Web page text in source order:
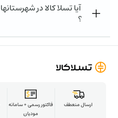
آیا تسلا کالا در
؟
فاکتور رسمی + سامانه
مودیان
ارسال منعطف